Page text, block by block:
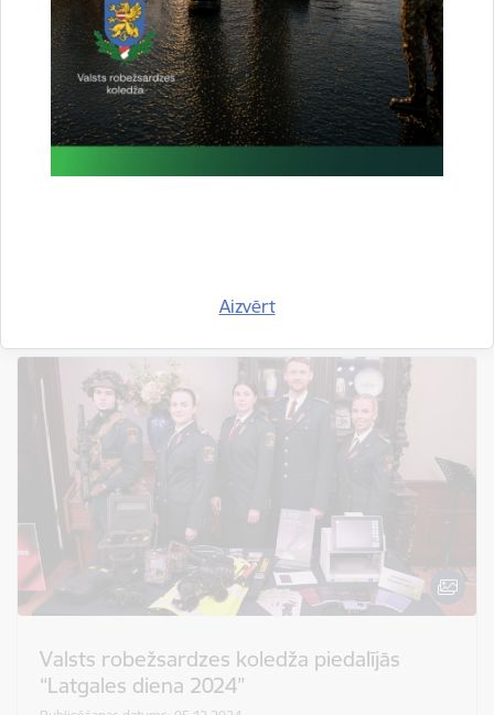
Aizvērt
Valsts robežsardzes koledžas personāls
piedalījās atceres pasākumos
Publicēšanas datums: 22.01.2025.
robežsardze
pasākums
Valsts robežsardzes koledža piedalījās
“Latgales diena 2024”